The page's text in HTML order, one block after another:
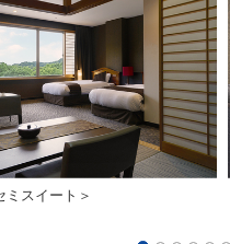
ミスイート＞